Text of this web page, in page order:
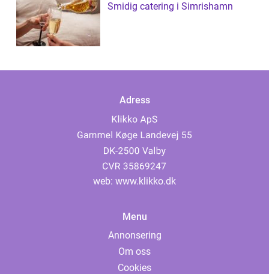
Smidig catering i Simrishamn
Adress
web: www.klikko.dk
Menu
Annonsering
Om oss
Cookies